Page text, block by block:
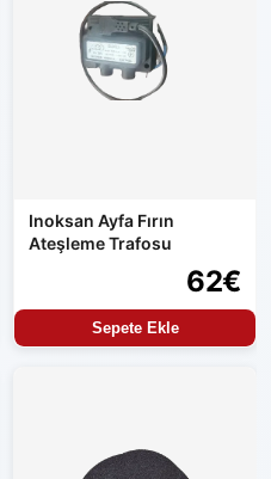
Inoksan Ayfa Fırın
Ateşleme Trafosu
62€
Sepete Ekle